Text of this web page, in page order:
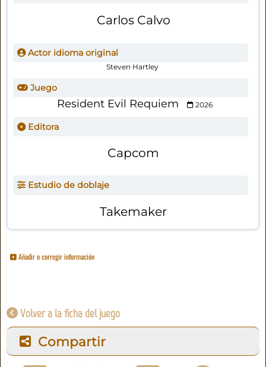
Carlos Calvo
Actor idioma original
Steven Hartley
Juego
Resident Evil Requiem 2026
Editora
Capcom
Estudio de doblaje
Takemaker
Añadir o corregir información
Volver a la ficha del juego
Compartir